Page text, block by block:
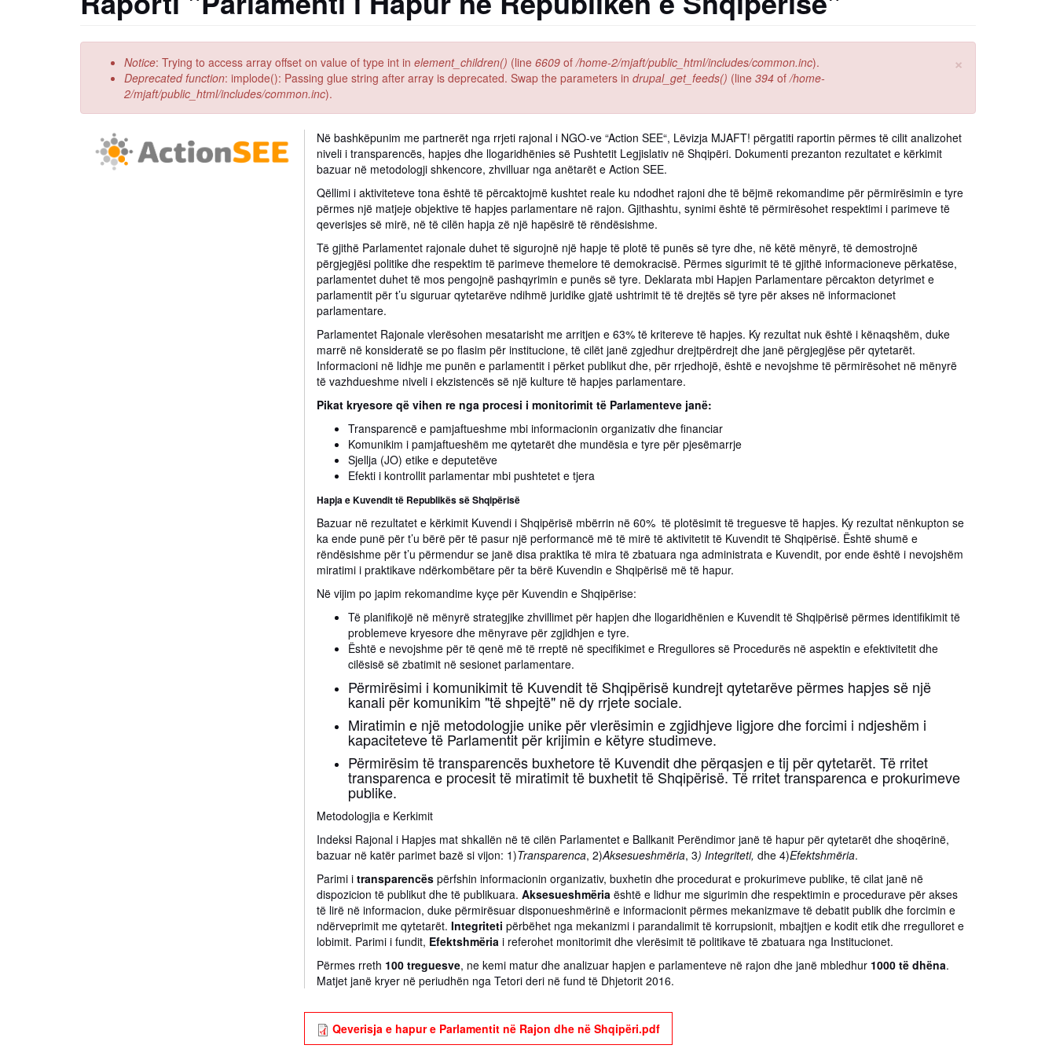
×
Error
message
Notice: Trying to access array offset on value of type int in element_children() (line 6609 of /home-2/mjaft/public_html/includes/common.inc).
Deprecated function: implode(): Passing glue string after array is deprecated. Swap the parameters in drupal_get_feeds() (line 394 of /home-
2/mjaft/public_html/includes/common.inc).
Në bashkëpunim me partnerët nga rrjeti rajonal i NGO-ve “Action SEE“, Lëvizja MJAFT! përgatiti raportin përmes të cilit analizohet
niveli i transparencës, hapjes dhe llogaridhënies së Pushtetit Legjislativ në Shqipëri. Dokumenti prezanton rezultatet e kërkimit
bazuar në metodologji shkencore, zhvilluar nga anëtarët e Action SEE.
Qëllimi i aktiviteteve tona është të përcaktojmë kushtet reale ku ndodhet rajoni dhe të bëjmë rekomandime për përmirësimin e tyre
përmes një matjeje objektive të hapjes parlamentare në rajon. Gjithashtu, synimi është të përmirësohet respektimi i parimeve të
qeverisjes së mirë, në të cilën hapja zë një hapësirë të rëndësishme.
Të gjithë Parlamentet rajonale duhet të sigurojnë një hapje të plotë të punës së tyre dhe, në këtë mënyrë, të demostrojnë
përgjegjësi politike dhe respektim të parimeve themelore të demokracisë. Përmes sigurimit të të gjithë informacioneve përkatëse,
parlamentet duhet të mos pengojnë pashqyrimin e punës së tyre. Deklarata mbi Hapjen Parlamentare përcakton detyrimet e
parlamentit për t’u siguruar qytetarëve ndihmë juridike gjatë ushtrimit të të drejtës së tyre për akses në informacionet
parlamentare.
Parlamentet Rajonale vlerësohen mesatarisht me arritjen e 63% të kritereve të hapjes. Ky rezultat nuk është i kënaqshëm, duke
marrë në konsideratë se po flasim për institucione, të cilët janë zgjedhur drejtpërdrejt dhe janë përgjegjëse për qytetarët.
Informacioni në lidhje me punën e parlamentit i përket publikut dhe, për rrjedhojë, është e nevojshme të përmirësohet në mënyrë
të vazhdueshme niveli i ekzistencës së një kulture të hapjes parlamentare.
Pikat kryesore që vihen re nga procesi i monitorimit të Parlamenteve janë:
Transparencë e pamjaftueshme mbi informacionin organizativ dhe financiar
Komunikim i pamjaftueshëm me qytetarët dhe mundësia e tyre për pjesëmarrje
Sjellja (JO) etike e deputetëve
Efekti i kontrollit parlamentar mbi pushtetet e tjera
Hapja e Kuvendit të Republikës së Shqipërisë
Bazuar në rezultatet e kërkimit Kuvendi i Shqipërisë mbërrin në 60% të plotësimit të treguesve të hapjes. Ky rezultat nënkupton se
ka ende punë për t’u bërë për të pasur një performancë më të mirë të aktivitetit të Kuvendit të Shqipërisë. Është shumë e
rëndësishme për t’u përmendur se janë disa praktika të mira të zbatuara nga administrata e Kuvendit, por ende është i nevojshëm
miratimi i praktikave ndërkombëtare për ta bërë Kuvendin e Shqipërisë më të hapur.
Në vijim po japim rekomandime kyçe për Kuvendin e Shqipërise:
Të planifikojë në mënyrë strategjike zhvillimet për hapjen dhe llogaridhënien e Kuvendit të Shqipërisë përmes identifikimit të
problemeve kryesore dhe mënyrave për zgjidhjen e tyre.
Është e nevojshme për të qenë më të rreptë në specifikimet e Rregullores së Procedurës në aspektin e efektivitetit dhe
cilësisë së zbatimit në sesionet parlamentare.
Përmirësimi i komunikimit të Kuvendit të Shqipërisë kundrejt qytetarëve përmes hapjes së një
kanali për komunikim "të shpejtë" në dy rrjete sociale.
Miratimin e një metodologjie unike për vlerësimin e zgjidhjeve ligjore dhe forcimi i ndjeshëm i
kapaciteteve të Parlamentit për krijimin e këtyre studimeve.
Përmirësim të transparencës buxhetore të Kuvendit dhe përqasjen e tij për qytetarët. Të rritet
transparenca e procesit të miratimit të buxhetit të Shqipërisë. Të rritet transparenca e prokurimeve
publike.
Metodologjia e Kerkimit
Indeksi Rajonal i Hapjes mat shkallën në të cilën Parlamentet e Ballkanit Perëndimor janë të hapur për qytetarët dhe shoqërinë,
bazuar në katër parimet bazë si vijon: 1)Transparenca, 2)Aksesueshmëria, 3) Integriteti, dhe 4)Efektshmëria.
Parimi i transparencës përfshin informacionin organizativ, buxhetin dhe procedurat e prokurimeve publike, të cilat janë në
dispozicion të publikut dhe të publikuara. Aksesueshmëria është e lidhur me sigurimin dhe respektimin e procedurave për akses
të lirë në informacion, duke përmirësuar disponueshmërinë e informacionit përmes mekanizmave të debatit publik dhe forcimin e
ndërveprimit me qytetarët. Integriteti përbëhet nga mekanizmi i parandalimit të korrupsionit, mbajtjen e kodit etik dhe rregulloret e
lobimit. Parimi i fundit, Efektshmëria i referohet monitorimit dhe vlerësimit të politikave të zbatuara nga Institucionet.
Përmes rreth 100 treguesve, ne kemi matur dhe analizuar hapjen e parlamenteve në rajon dhe janë mbledhur 1000 të dhëna.
Matjet janë kryer në periudhën nga Tetori deri në fund të Dhjetorit 2016.
Qeverisja e hapur e Parlamentit në Rajon dhe në Shqipëri.pdf